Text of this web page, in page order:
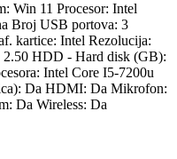
Win 11 Procesor: Intel
Broj USB portova: 3
kartice: Intel Rezolucija:
2.50 HDD - Hard disk (GB):
Intel Core I5-7200u
Da HDMI: Da Mikrofon:
Da Wireless: Da